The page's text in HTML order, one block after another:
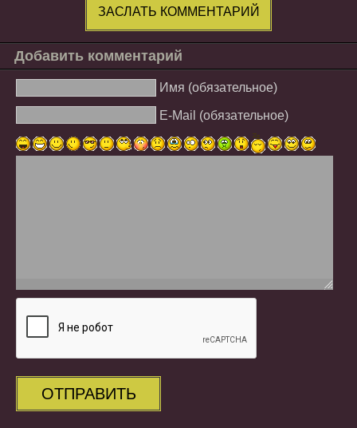
ЗАСЛАТЬ КОММЕНТАРИЙ
Добавить комментарий
Имя (обязательное)
E-Mail (обязательное)
ОТПРАВИТЬ